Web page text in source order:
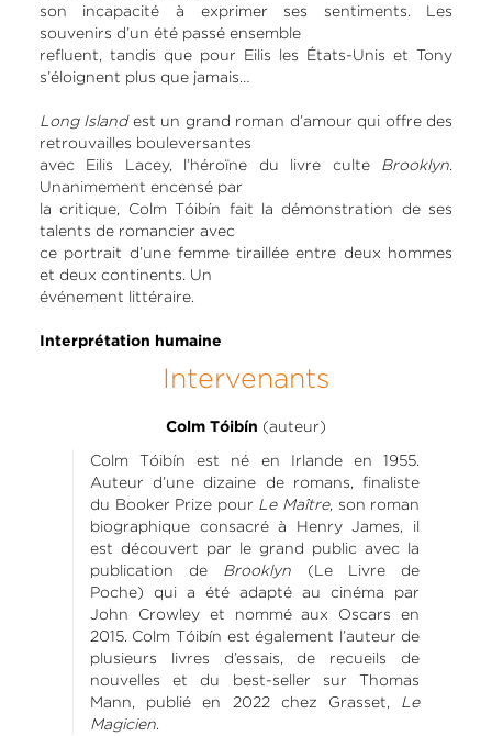
son incapacité à exprimer ses sentiments. Les
souvenirs d’un été passé ensemble
refluent, tandis que pour Eilis les États-Unis et Tony
s’éloignent plus que jamais…
Long Islandest un grand roman d’amour qui offre des
retrouvailles bouleversantes
avec Eilis Lacey, l’héroïne du livre culte Brooklyn.
Unanimement encensé par
la critique, Colm Tóibín fait la démonstration de ses
talents de romancier avec
ce portrait d’une femme tiraillée entre deux hommes
et deux continents. Un
événement littéraire.
Interprétation humaine
Intervenants
Colm Tóibín (auteur)
Colm Tóibín est né en Irlande en 1955.
Auteur d’une dizaine de romans, finaliste
du Booker Prize pour Le Maître, son roman
biographique consacré à Henry James, il
est découvert par le grand public avec la
publication de Brooklyn (Le Livre de
Poche) qui a été adapté au cinéma par
John Crowley et nommé aux Oscars en
2015. Colm Tóibín est également l’auteur de
plusieurs livres d’essais, de recueils de
nouvelles et du best-seller sur Thomas
Mann, publié en 2022 chez Grasset, Le
Magicien.